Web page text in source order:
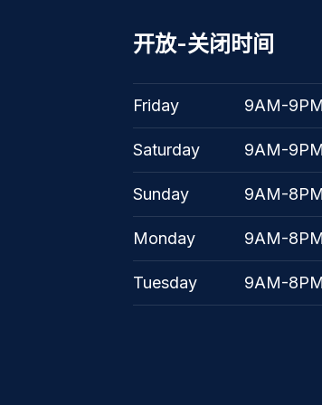
开放-关闭时间
Friday 9AM-9PM
Saturday 9AM-9PM
Sunday 9AM-8PM
Monday 9AM-8PM
Tuesday 9AM-8PM